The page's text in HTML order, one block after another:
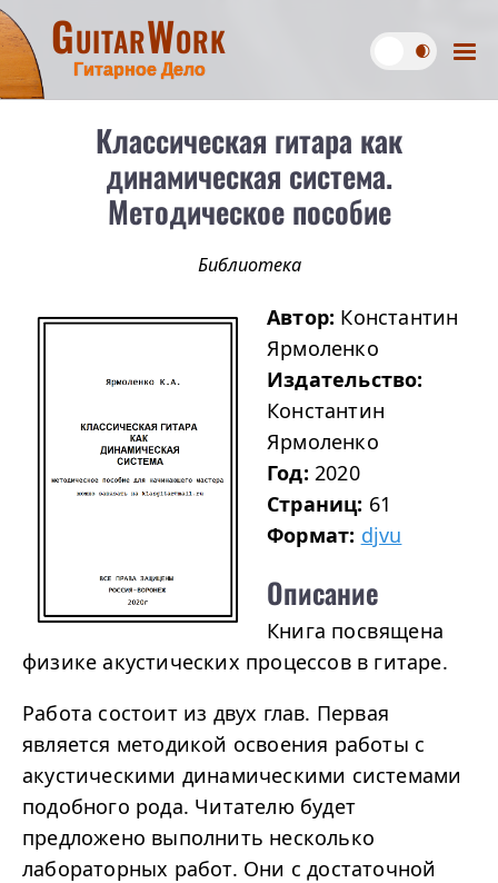
GuitarWork
Гитарное Дело
Классическая гитара как
динамическая система.
Методическое пособие
Библиотека
Автор: Константин
Ярмоленко
Издательство:
Константин
Ярмоленко
Год: 2020
Страниц: 61
Формат: djvu
Описание
Книга посвящена
физике акустических процессов в гитаре.
Работа состоит из двух глав. Первая
является методикой освоения работы с
акустическими динамическими системами
подобного рода. Читателю будет
предложено выполнить несколько
лабораторных работ. Они с достаточной